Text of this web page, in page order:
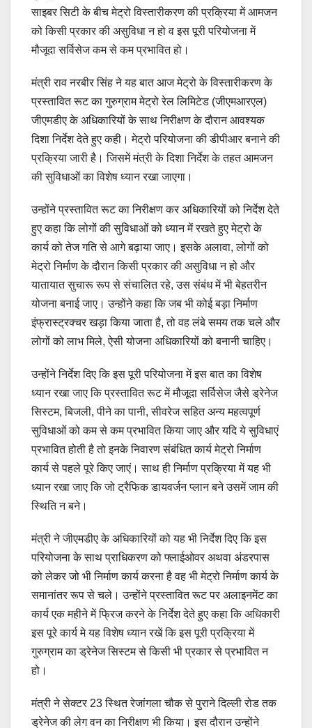
साइबर सिटी के बीच मेट्रो विस्तारीकरण की प्रक्रिया में आमजन
को किसी प्रकार की असुविधा न हो व इस पूरी परियोजना में
मौजूदा सर्विसेज कम से कम प्रभावित हो।
मंत्री राव नरबीर सिंह ने यह बात आज मेट्रो के विस्तारीकरण के
प्रस्तावित रूट का गुरुग्राम मेट्रो रेल लिमिटेड (जीएमआरएल)
जीएमडीए के अधिकारियों के साथ निरीक्षण के दौरान आवश्यक
दिशा निर्देश देते हुए कही। मेट्रो परियोजना की डीपीआर बनाने की
प्रक्रिया जारी है। जिसमें मंत्री के दिशा निर्देश के तहत आमजन
की सुविधाओं का विशेष ध्यान रखा जाएगा।
उन्होंने प्रस्तावित रूट का निरीक्षण कर अधिकारियों को निर्देश देते
हुए कहा कि लोगों की सुविधाओं को ध्यान में रखते हुए मेट्रो के
कार्य को तेज गति से आगे बढ़ाया जाए। इसके अलावा, लोगों को
मेट्रो निर्माण के दौरान किसी प्रकार की असुविधा न हो और
यातायात सुचारू रूप से संचालित रहे, उस संबंध में भी बेहतरीन
योजना बनाई जाए। उन्होंने कहा कि जब भी कोई बड़ा निर्माण
इंफ्रास्ट्रक्चर खड़ा किया जाता है, तो वह लंबे समय तक चले और
लोगों को लाभ मिले, ऐसी योजना अधिकारियों को बनानी चाहिए।
उन्होंने निर्देश दिए कि इस पूरी परियोजना में इस बात का विशेष
ध्यान रखा जाए कि प्रस्तावित रूट में मौजूदा सर्विसेज जैसे ड्रेनेज
सिस्टम, बिजली, पीने का पानी, सीवरेज सहित अन्य महत्वपूर्ण
सुविधाओं को कम से कम प्रभावित किया जाए और यदि ये सुविधाएं
प्रभावित होती है तो इनके निवारण संबंधित कार्य मेट्रो निर्माण
कार्य से पहले पूरे किए जाएं। साथ ही निर्माण प्रक्रिया में यह भी
ध्यान रखा जाए कि जो ट्रैफिक डायवर्जन प्लान बने उसमें जाम की
स्थिति न बने।
मंत्री ने जीएमडीए के अधिकारियों को यह भी निर्देश दिए कि इस
परियोजना के साथ प्राधिकरण को फ्लाईओवर अथवा अंडरपास
को लेकर जो भी निर्माण कार्य करना है वह भी मेट्रो निर्माण कार्य के
समानांतर रूप से चले। उन्होंने प्रस्तावित रूट पर अलाइनमेंट का
कार्य एक महीने में फ्रिज करने के निर्देश देते हुए कहा कि अधिकारी
इस पूरे कार्य मे यह विशेष ध्यान रखें कि इस पूरी प्रक्रिया में
गुरुग्राम का ड्रेनेज सिस्टम से किसी भी प्रकार से प्रभावित न
हो।
मंत्री ने सेक्टर 23 स्थित रेजांगला चौक से पुराने दिल्ली रोड तक
ड्रेनेज की लेग वन का निरीक्षण भी किया। इस दौरान उन्होंने